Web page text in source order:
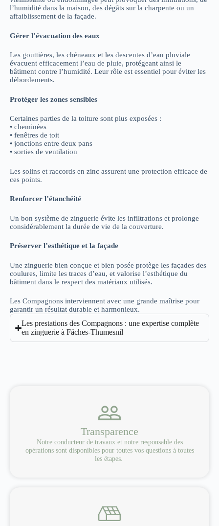
l’humidité dans la maison, des dégâts sur la charpente ou un
affaiblissement de la façade.
Gérer l’évacuation des eaux
Les gouttières, les chéneaux et les descentes d’eau pluviale
évacuent efficacement l’eau de pluie, protégeant ainsi le
bâtiment contre l’humidité. Leur rôle est essentiel pour éviter les
débordements.
Protéger les zones sensibles
Certaines parties de la toiture sont plus exposées :
• cheminées
• fenêtres de toit
• jonctions entre deux pans
• sorties de ventilation
Les solins et raccords en zinc assurent une protection efficace de
ces points.
Renforcer l’étanchéité
Un bon système de zinguerie évite les infiltrations et prolonge
considérablement la durée de vie de la couverture.
Préserver l’esthétique et la façade
Une zinguerie bien conçue et bien posée protège les façades des
coulures, limite les traces d’eau, et valorise l’esthétique du
bâtiment dans le respect des matériaux utilisés.
Les Compagnons interviennent avec une grande maîtrise pour
garantir un résultat durable et harmonieux.
Les prestations des Compagnons : une expertise complète
en zinguerie à Fâches-Thumesnil
Transparence
Notre conducteur de travaux et notre responsable des
opérations sont disponibles pour toutes vos questions à toutes
les étapes.